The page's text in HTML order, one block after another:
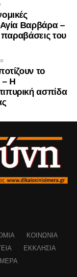
Αγία Βαρβάρα –
παραβάσεις του
το
– Η
ασπίδα
ΚΟΙΝΩΝΊΑ
ΕΚΚΛΗΣΊΑ